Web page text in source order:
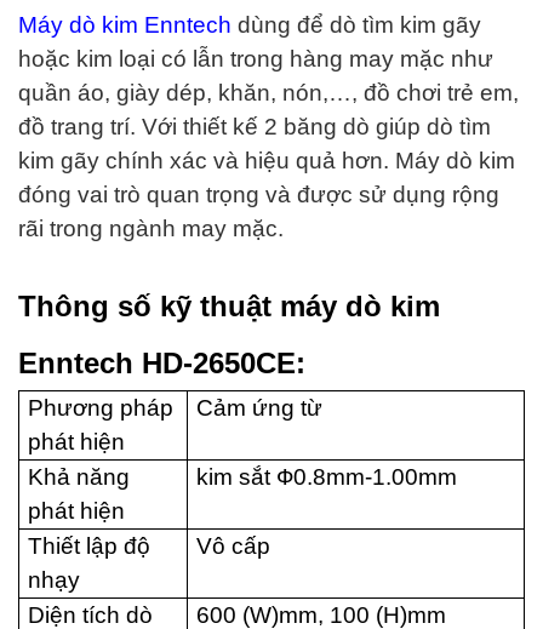
Máy dò kim Enntech dùng để dò tìm kim gãy
hoặc kim loại có lẫn trong hàng may mặc như
quần áo, giày dép, khăn, nón,…, đồ chơi trẻ em,
đồ trang trí. Với thiết kế 2 băng dò giúp dò tìm
kim gãy chính xác và hiệu quả hơn. Máy dò kim
đóng vai trò quan trọng và được sử dụng rộng
rãi trong ngành may mặc.
Thông số kỹ thuật máy dò kim
Enntech HD-2650CE:
Phương pháp
phát hiện
Cảm ứng từ
Khả năng
phát hiện
kim sắt Ф0.8mm-1.00mm
Thiết lập độ
nhạy
Vô cấp
Diện tích dò
600 (W)mm, 100 (H)mm